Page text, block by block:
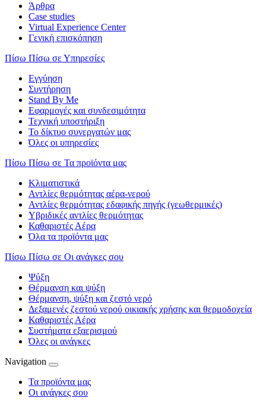
Άρθρα
Case studies
Virtual Experience Center
Γενική επισκόπηση
Πίσω Πίσω σε Υπηρεσίες
Εγγύηση
Συντήρηση
Stand By Me
Εφαρμογές και συνδεσιμότητα
Τεχνική υποστήριξη
Το δίκτυο συνεργατών μας
Όλες οι υπηρεσίες
Πίσω Πίσω σε Τα προϊόντα μας
Κλιματιστικά
Αντλίες θερμότητας αέρα-νερού
Αντλίες θερμότητας εδαφικής πηγής (γεωθερμικές)
Υβριδικές αντλίες θερμότητας
Καθαριστές Αέρα
Όλα τα προϊόντα μας
Πίσω Πίσω σε Οι ανάγκες σου
Ψύξη
Θέρμανση και ψύξη
Θέρμανση, ψύξη και ζεστό νερό
Δεξαμενές ζεστού νερού οικιακής χρήσης και θερμοδοχεία
Καθαριστές Αέρα
Συστήματα εξαερισμού
Όλες οι ανάγκες
Navigation
Τα προϊόντα μας
Οι ανάγκες σου